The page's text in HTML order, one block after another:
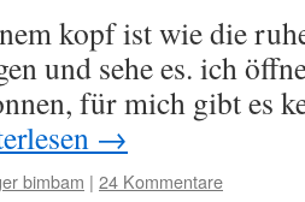
kopf ist wie die
und sehe es. ich
für mich gibt es
→
bimbam | 24 Kommentare